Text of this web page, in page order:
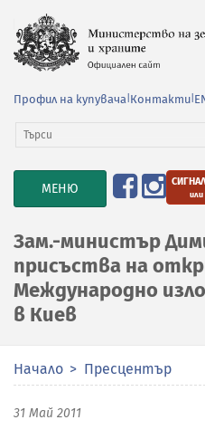
Профил на купувача Контакти
TOGGLE
NAVIGATION
МЕНЮ или
Зам.-министър
присъства на
Международно
в Киев
Начало Пресцентър
31 Май 2011